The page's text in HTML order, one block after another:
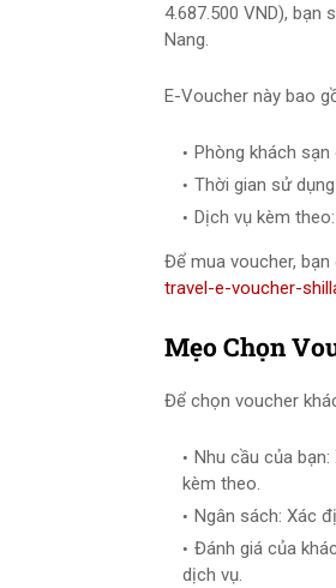
4.687.500 VND), bạn
Nang.
E-Voucher này bao
Phòng khách sạn
Thời gian sử
Dịch vụ kèm
Để mua voucher,
travel-e-voucher-
Mẹo Chọn
Để chọn voucher
Nhu cầu của
kèm theo.
Ngân sách: Xác
Đánh giá của
dịch vụ.